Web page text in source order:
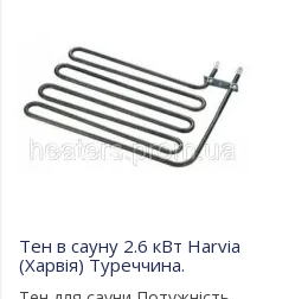
Тен в сауну 2.6 кВт Harvia
(Харвія) Туреччина.